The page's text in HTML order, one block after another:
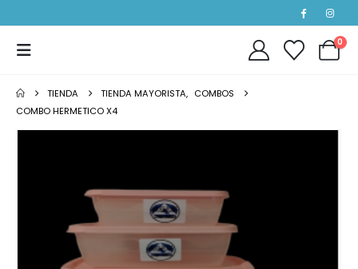
0
TIENDA TIENDA MAYORISTA, COMBOS
COMBO HERMETICO X4